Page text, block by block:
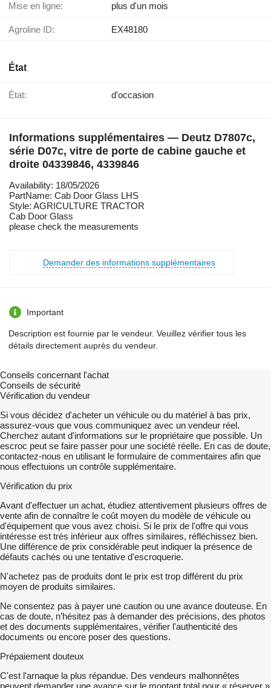
Mise en ligne: plus d'un mois
Agroline ID: EX48180
État
État: d'occasion
Informations supplémentaires — Deutz D7807c,
série D07c, vitre de porte de cabine gauche et
droite 04339846, 4339846
Availability: 18/05/2026
PartName: Cab Door Glass LHS
Style: AGRICULTURE TRACTOR
Cab Door Glass
please check the measurements
Demander des informations supplémentaires
Important
Description est fournie par le vendeur. Veuillez vérifier tous les
détails directement auprès du vendeur.
Conseils concernant l'achat
Conseils de sécurité
Vérification du vendeur
Si vous décidez d'acheter un véhicule ou du matériel à bas prix,
assurez-vous que vous communiquez avec un vendeur réel.
Cherchez autant d'informations sur le propriétaire que possible. Un
escroc peut se faire passer pour une société réelle. En cas de doute,
contactez-nous en utilisant le formulaire de commentaires afin que
nous effectuions un contrôle supplémentaire.
Vérification du prix
Avant d'effectuer un achat, étudiez attentivement plusieurs offres de
vente afin de connaître le coût moyen du modèle de véhicule ou
d'équipement que vous avez choisi. Si le prix de l'offre qui vous
intéresse est très inférieur aux offres similaires, réfléchissez bien.
Une différence de prix considérable peut indiquer la présence de
défauts cachés ou une tentative d'escroquerie.
N'achetez pas de produits dont le prix est trop différent du prix
moyen de produits similaires.
Ne consentez pas à payer une caution ou une avance douteuse. En
cas de doute, n’hésitez pas à demander des précisions, des photos
et des documents supplémentaires, vérifier l'authenticité des
documents ou encore poser des questions.
Prépaiement douteux
C'est l'arnaque la plus répandue. Des vendeurs malhonnêtes